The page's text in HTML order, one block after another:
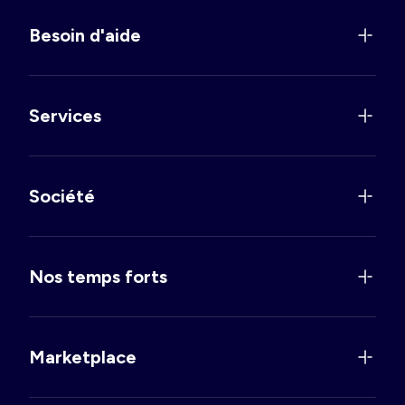
Besoin d'aide
Services
Société
Nos temps forts
Marketplace